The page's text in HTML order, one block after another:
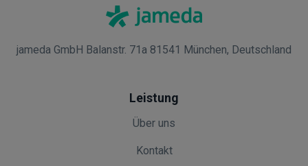
jameda GmbH Balanstr. 71a 81541 München, Deutschland
Leistung
Über uns
Kontakt